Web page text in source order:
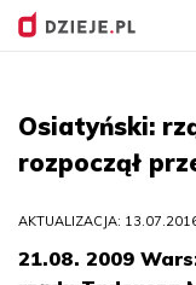
Osiatyński:
rozpoczął
AKTUALIZACJA:
21.08. 2009